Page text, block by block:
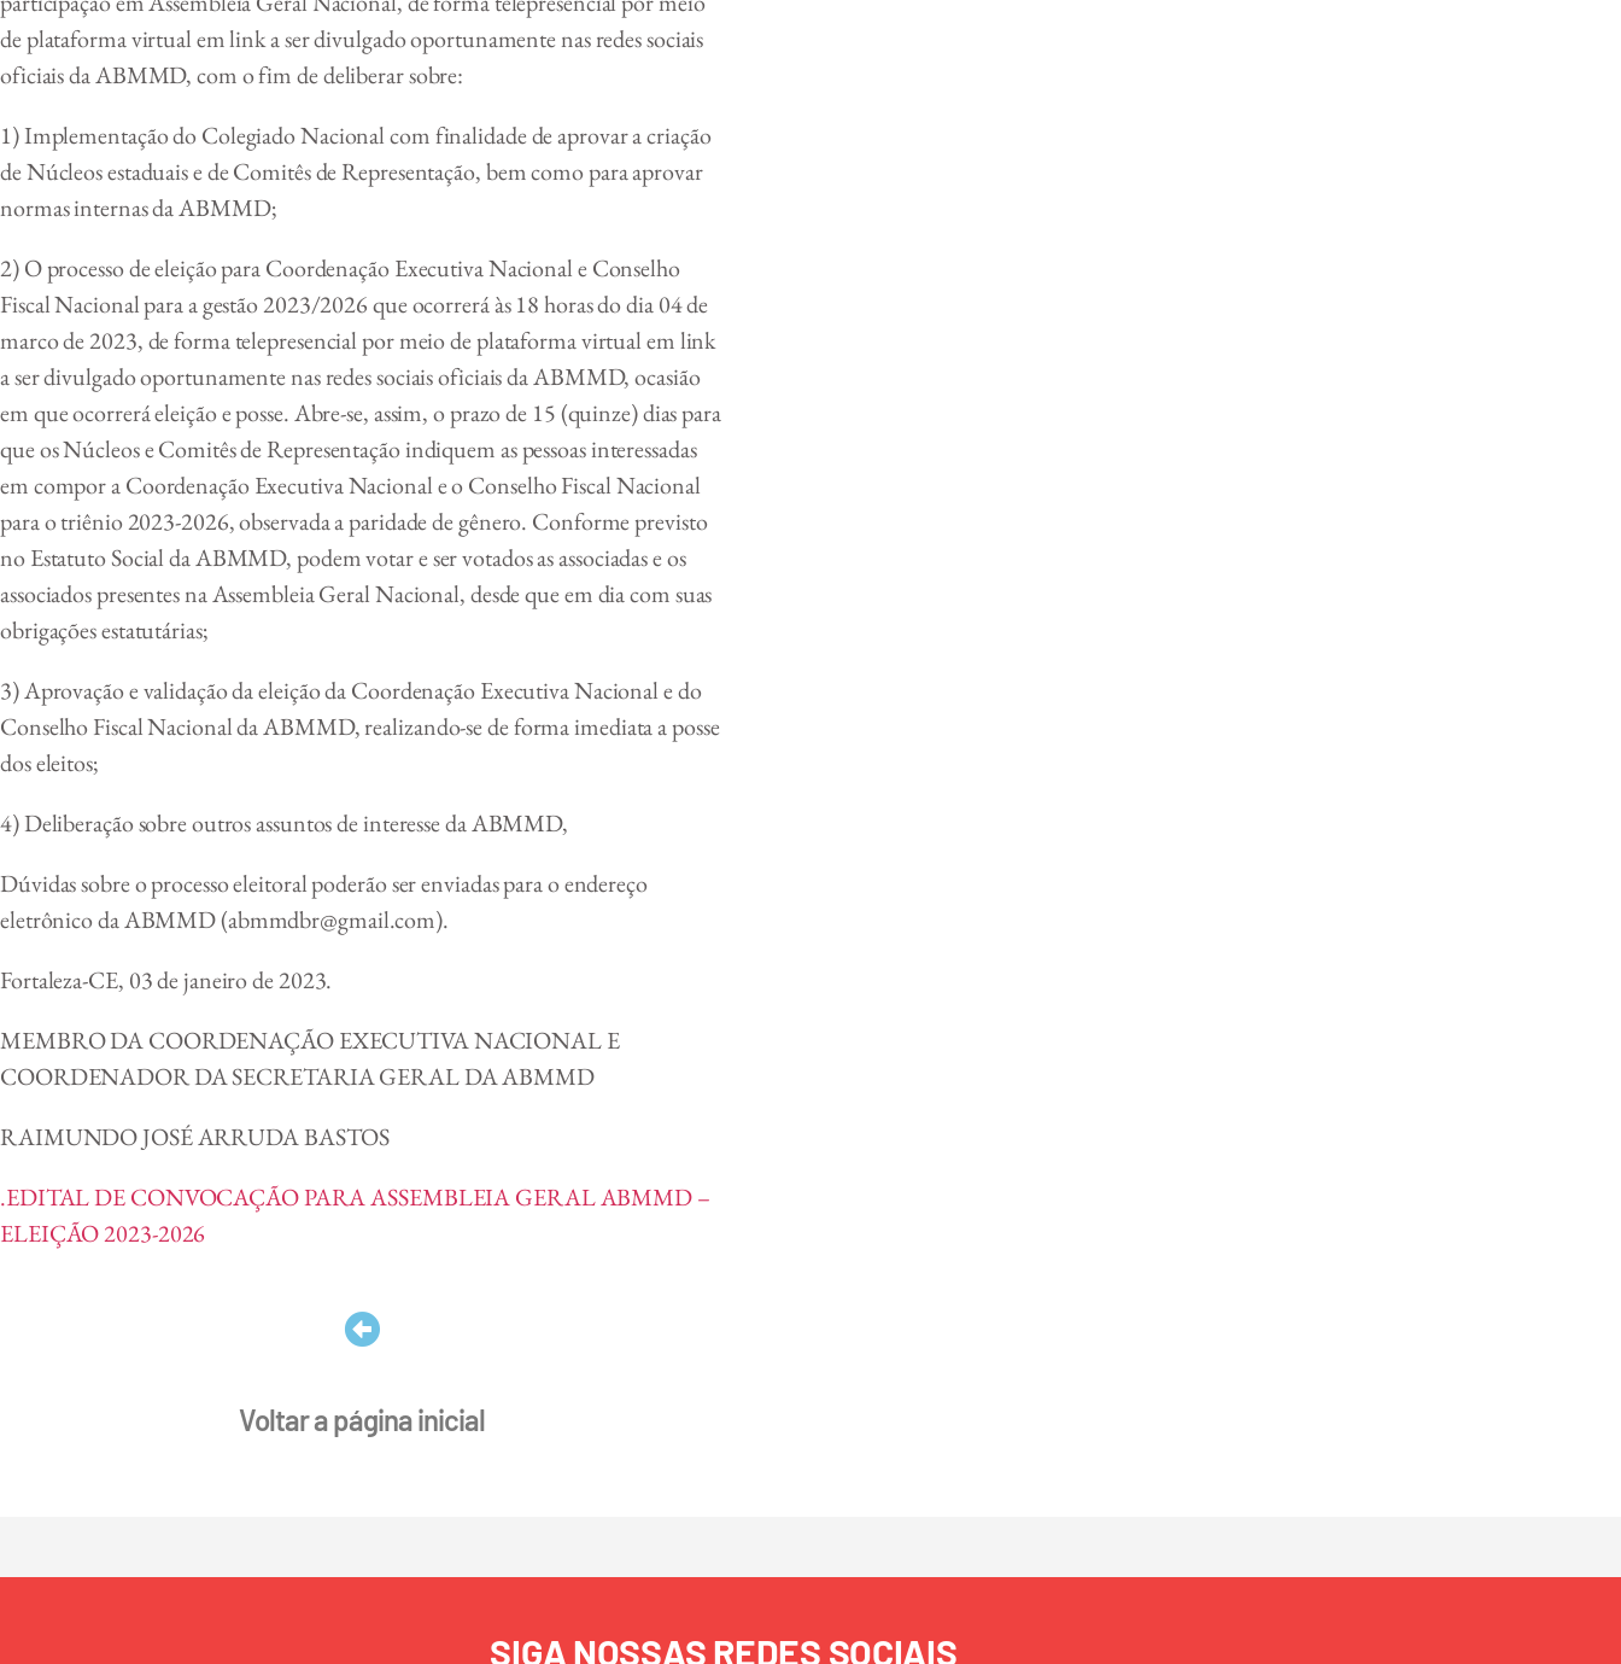
de plataforma virtual em link a ser divulgado oportunamente nas redes sociais
oficiais da ABMMD, com o fim de deliberar sobre:
1) Implementação do Colegiado Nacional com finalidade de aprovar a criação
de Núcleos estaduais e de Comitês de Representação, bem como para aprovar
normas internas da ABMMD;
2) O processo de eleição para Coordenação Executiva Nacional e Conselho
Fiscal Nacional para a gestão 2023/2026 que ocorrerá às 18 horas do dia 04 de
marco de 2023, de forma telepresencial por meio de plataforma virtual em link
a ser divulgado oportunamente nas redes sociais oficiais da ABMMD, ocasião
em que ocorrerá eleição e posse. Abre-se, assim, o prazo de 15 (quinze) dias para
que os Núcleos e Comitês de Representação indiquem as pessoas interessadas
em compor a Coordenação Executiva Nacional e o Conselho Fiscal Nacional
para o triênio 2023-2026, observada a paridade de gênero. Conforme previsto
no Estatuto Social da ABMMD, podem votar e ser votados as associadas e os
associados presentes na Assembleia Geral Nacional, desde que em dia com suas
obrigações estatutárias;
3) Aprovação e validação da eleição da Coordenação Executiva Nacional e do
Conselho Fiscal Nacional da ABMMD, realizando-se de forma imediata a posse
dos eleitos;
4) Deliberação sobre outros assuntos de interesse da ABMMD,
Dúvidas sobre o processo eleitoral poderão ser enviadas para o endereço
eletrônico da ABMMD (abmmdbr@gmail.com).
Fortaleza-CE, 03 de janeiro de 2023.
MEMBRO DA COORDENAÇÃO EXECUTIVA NACIONAL E
COORDENADOR DA SECRETARIA GERAL DA ABMMD
RAIMUNDO JOSÉ ARRUDA BASTOS
.EDITAL DE CONVOCAÇÃO PARA ASSEMBLEIA GERAL ABMMD –
ELEIÇÃO 2023-2026
Voltar a página inicial
SIGA NOSSAS REDES SOCIAIS